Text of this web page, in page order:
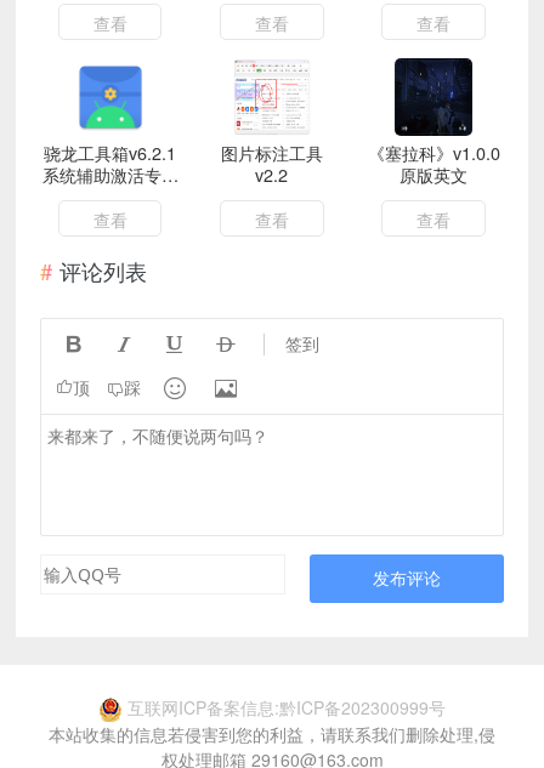
查看 查看 查看
骁龙工具箱v6.2.1
系统辅助激活专业
版
查看
图片标注工具
v2.2
查看
《塞拉科》v1.0.0
原版英文
查看
评论列表
    签到
顶 踩  
发布评论
互联网ICP备案信息:黔ICP备202300999号
本站收集的信息若侵害到您的利益，请联系我们删除处理,侵
权处理邮箱 29160@163.com